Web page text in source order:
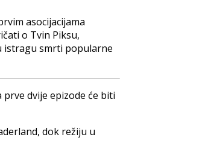
asocijacijama
o Tvin Piksu,
istragu smrti popularne
dvije epizode će biti
dok režiju u